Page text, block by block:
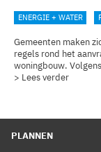
ENERGIE + WATER
Gemeenten maken
regels rond het
woningbouw.
> Lees verder
PLANNEN